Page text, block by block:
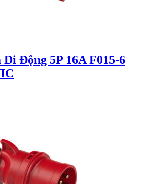
Động 5P 16A F015-6